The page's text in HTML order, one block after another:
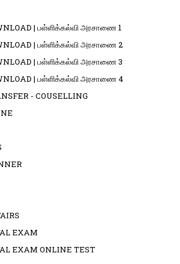
| பள்ளிக்கல்வி அரசாணை 1
| பள்ளிக்கல்வி அரசாணை 2
| பள்ளிக்கல்வி அரசாணை 3
| பள்ளிக்கல்வி அரசாணை 4
- COUSELLING
EXAM
EXAM ONLINE TEST